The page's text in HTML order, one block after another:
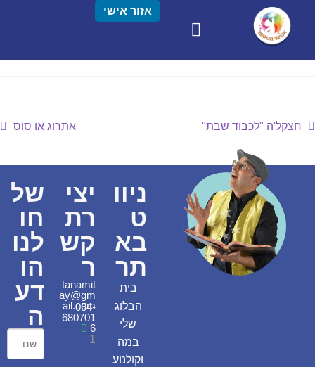
אזור אישי
חצקל'ה "לכבוד שבת" אתרוג או סוס
ניוו
ט
בא
תר
בית
הבלוג
שלי
במה
וקולנוע
יצי
רת
קש
ר
tanamit
ay@gm
ail.com
054-
680701
6
1
של
חו
לנו
הו
דע
ה